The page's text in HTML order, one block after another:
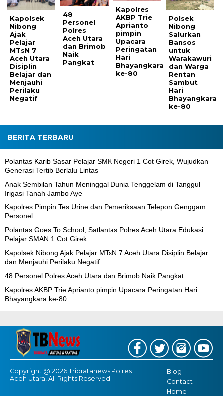
Kapolsek
Nibong
Ajak
Pelajar
MTsN 7
Aceh Utara
Disiplin
Belajar dan
Menjauhi
Perilaku
Negatif
48
Personel
Polres
Aceh Utara
dan Brimob
Naik
Pangkat
Kapolres
AKBP Trie
Aprianto
pimpin
Upacara
Peringatan
Hari
Bhayangkara
ke-80
Polsek
Nibong
Salurkan
Bansos
untuk
Warakawuri
dan Warga
Rentan
Sambut
Hari
Bhayangkara
ke-80
BERITA TERBARU
Polantas Karib Sasar Pelajar SMK Negeri 1 Cot Girek, Wujudkan
Generasi Tertib Berlalu Lintas
Anak Sembilan Tahun Meninggal Dunia Tenggelam di Tanggul
Irigasi Tanah Jambo Aye
Kapolres Pimpin Tes Urine dan Pemeriksaan Telepon Genggam
Personel
Polantas Goes To School, Satlantas Polres Aceh Utara Edukasi
Pelajar SMAN 1 Cot Girek
Kapolsek Nibong Ajak Pelajar MTsN 7 Aceh Utara Disiplin Belajar
dan Menjauhi Perilaku Negatif
48 Personel Polres Aceh Utara dan Brimob Naik Pangkat
Kapolres AKBP Trie Aprianto pimpin Upacara Peringatan Hari
Bhayangkara ke-80
Copyright @ 2026 Tribratanews Polres
Aceh Utara, All Rights Reserved
Blog
Contact
Home